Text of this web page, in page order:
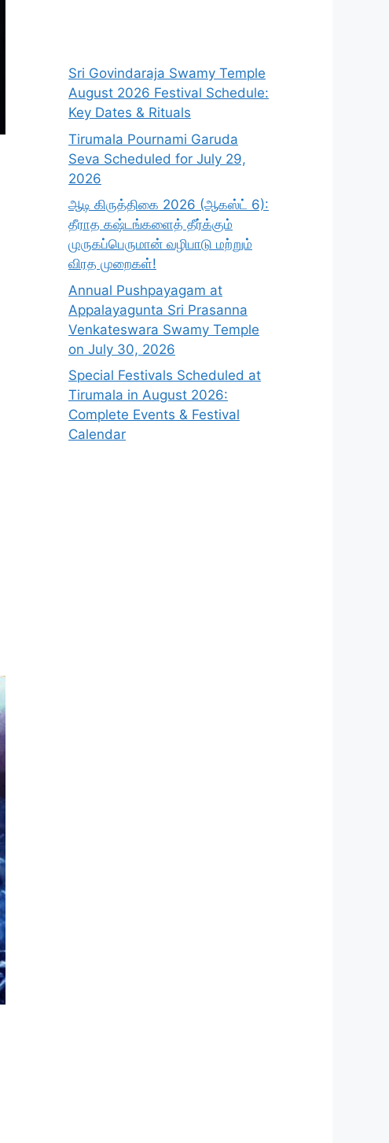
Sri Govindaraja Swamy Temple
August 2026 Festival Schedule:
Key Dates & Rituals
Tirumala Pournami Garuda
Seva Scheduled for July 29,
2026
ஆடி கிருத்திகை 2026 (ஆகஸ்ட் 6):
தீராத கஷ்டங்களைத் தீர்க்கும்
முருகப்பெருமான் வழிபாடு மற்றும்
விரத முறைகள்!
Annual Pushpayagam at
Appalayagunta Sri Prasanna
Venkateswara Swamy Temple
on July 30, 2026
Special Festivals Scheduled at
Tirumala in August 2026:
Complete Events & Festival
Calendar